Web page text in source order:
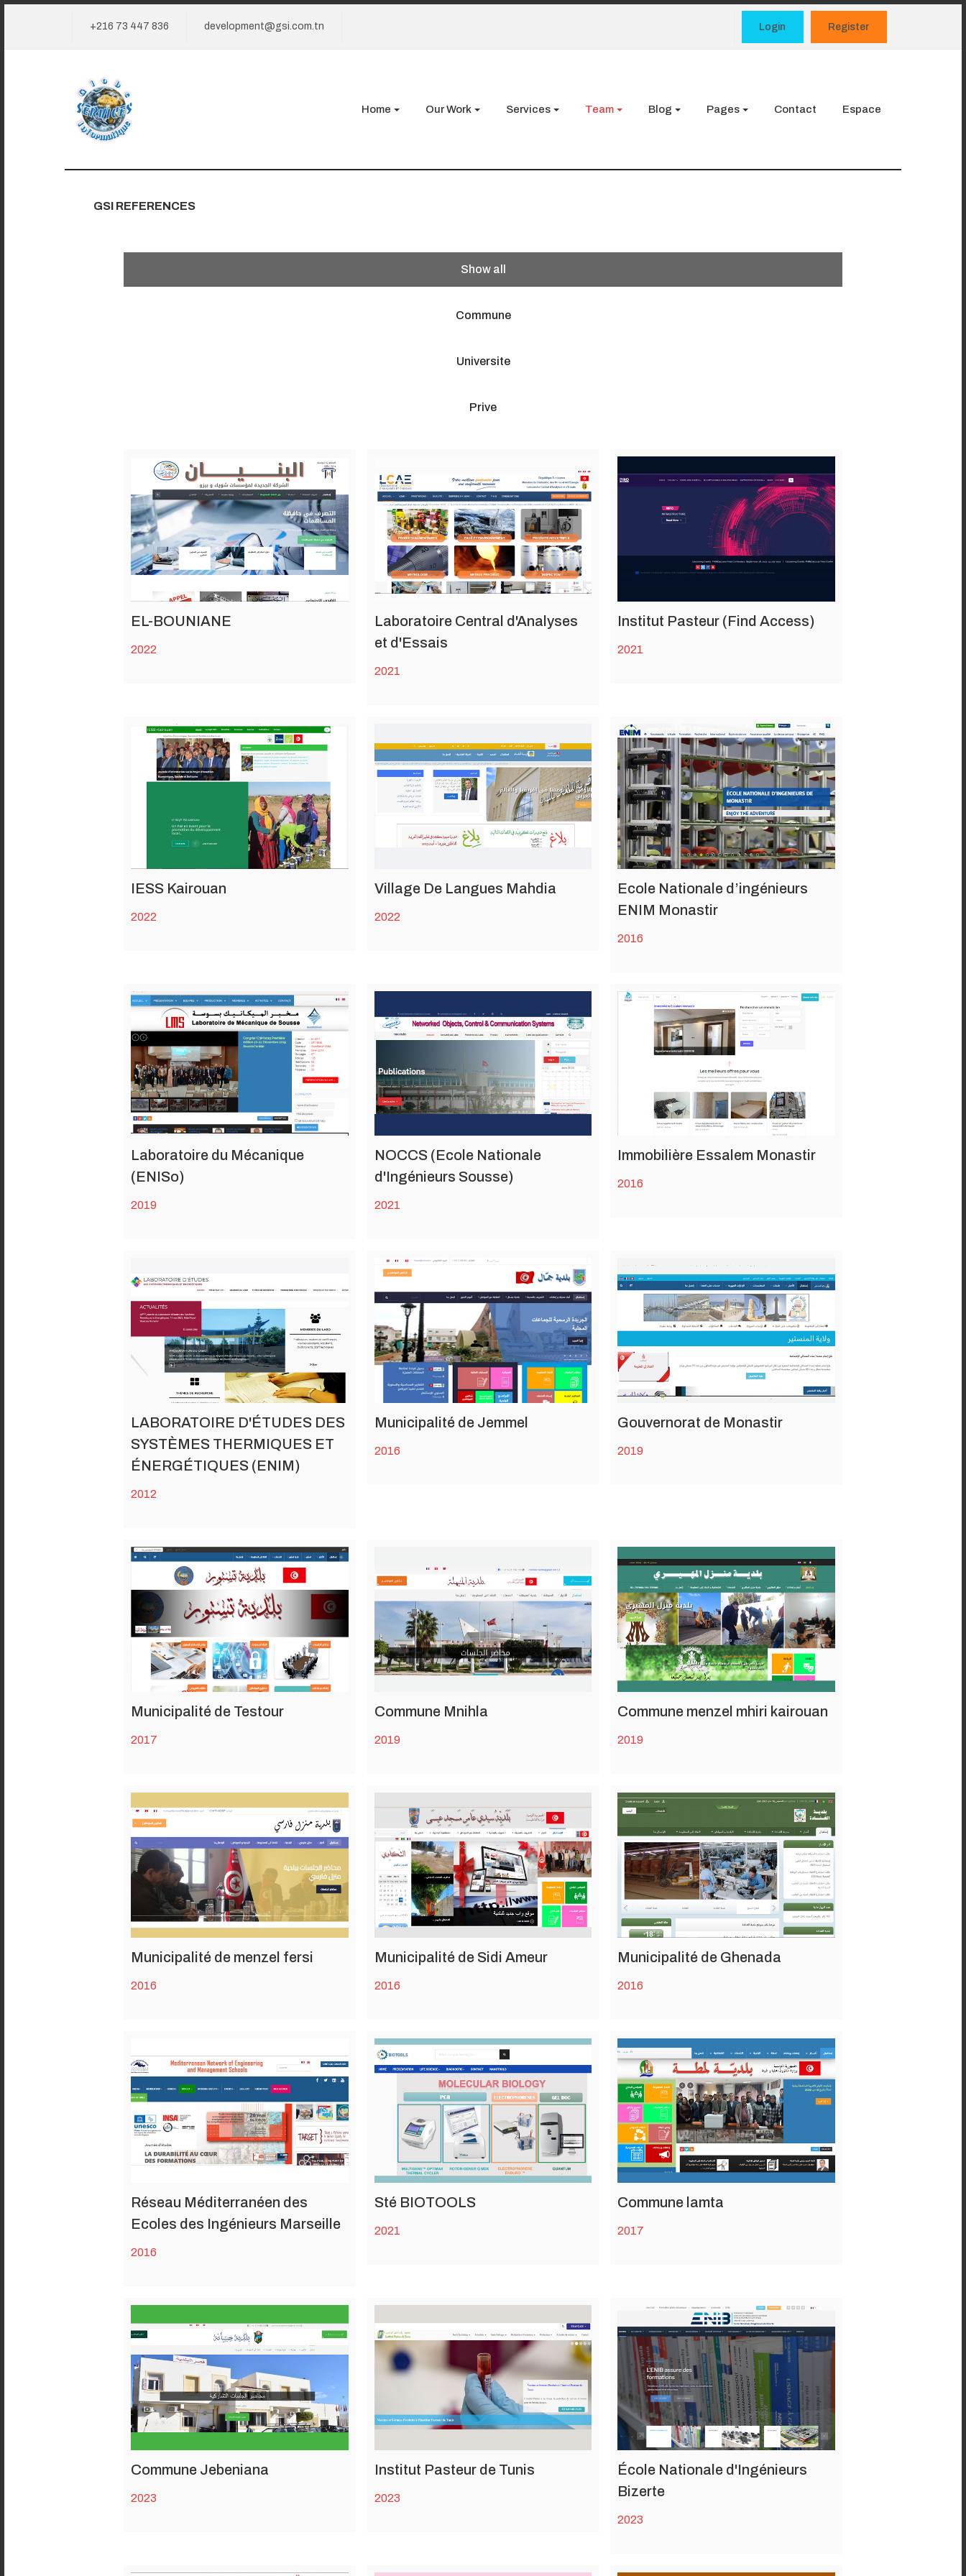
+216 73 447 836 development@gsi.com.tn Login Register
Home Our Work Services Team Blog Pages Contact Espace
GSI REFERENCES
Show all
Commune
Universite
Prive
EL-BOUNIANE
2022
Laboratoire Central d'Analyses
et d'Essais
2021
Institut Pasteur (Find Access)
2021
IESS Kairouan
2022
Village De Langues Mahdia
2022
Ecole Nationale d’ingénieurs
ENIM Monastir
2016
Laboratoire du Mécanique
(ENISo)
2019
NOCCS (Ecole Nationale
d'Ingénieurs Sousse)
2021
Immobilière Essalem Monastir
2016
LABORATOIRE D'ÉTUDES DES
SYSTÈMES THERMIQUES ET
ÉNERGÉTIQUES (ENIM)
2012
Municipalité de Jemmel
2016
Gouvernorat de Monastir
2019
Municipalité de Testour
2017
Commune Mnihla
2019
Commune menzel mhiri kairouan
2019
Municipalité de menzel fersi
2016
Municipalité de Sidi Ameur
2016
Municipalité de Ghenada
2016
Réseau Méditerranéen des
Ecoles des Ingénieurs Marseille
2016
Sté BIOTOOLS
2021
Commune lamta
2017
Commune Jebeniana
2023
Institut Pasteur de Tunis
2023
École Nationale d'Ingénieurs
Bizerte
2023